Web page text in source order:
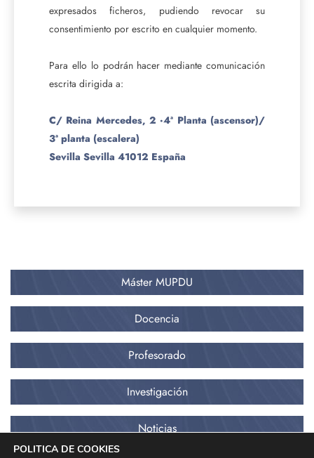
expresados ficheros, pudiendo revocar su
consentimiento por escrito en cualquier momento.
Para ello lo podrán hacer mediante comunicación
escrita dirigida a:
C/ Reina Mercedes, 2 ·4ª Planta (ascensor)/
3ª planta (escalera)
Sevilla Sevilla 41012 España
POLITICA DE COOKIES
Máster MUPDU
Docencia
Profesorado
Investigación
Noticias